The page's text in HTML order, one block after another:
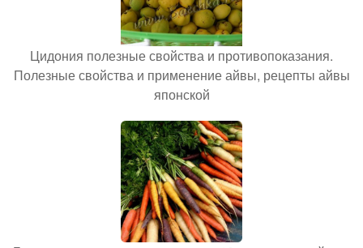
Цидония полезные свойства и противопоказания.
Полезные свойства и применение айвы, рецепты айвы
японской